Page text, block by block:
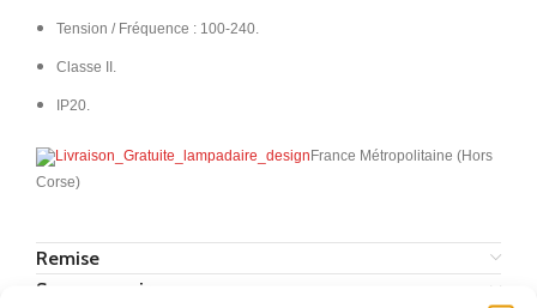
Tension / Fréquence : 100-240.
Classe II.
IP20.​
France Métropolitaine (Hors
Corse)
Remise
Ses accessoires